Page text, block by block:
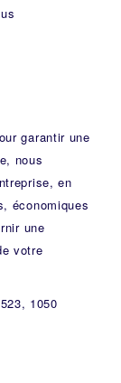
garantir une
nous
en
économiques
une
votre
1050